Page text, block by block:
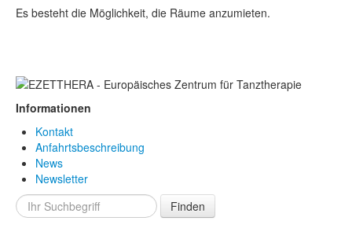
Es besteht die Möglichkeit, die Räume anzumieten.
Informationen
Kontakt
Anfahrtsbeschreibung
News
Newsletter
Finden